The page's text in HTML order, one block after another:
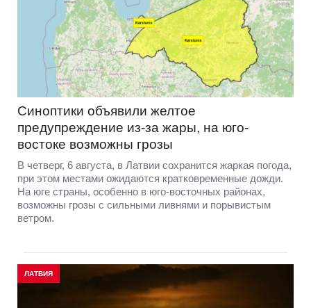
Синоптики объявили желтое
предупреждение из-за жары, на юго-
востоке возможны грозы
В четверг, 6 августа, в Латвии сохранится жаркая погода,
при этом местами ожидаются кратковременные дожди.
На юге страны, особенно в юго-восточных районах,
возможны грозы с сильными ливнями и порывистым
ветром.
ЛАТВИЯ